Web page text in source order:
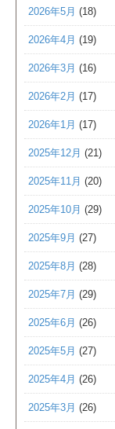
2026年5月 (18)
2026年4月 (19)
2026年3月 (16)
2026年2月 (17)
2026年1月 (17)
2025年12月 (21)
2025年11月 (20)
2025年10月 (29)
2025年9月 (27)
2025年8月 (28)
2025年7月 (29)
2025年6月 (26)
2025年5月 (27)
2025年4月 (26)
2025年3月 (26)